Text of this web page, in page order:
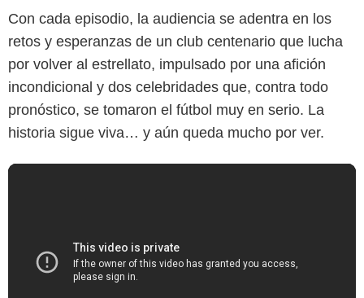
Con cada episodio, la audiencia se adentra en los
retos y esperanzas de un club centenario que lucha
por volver al estrellato, impulsado por una afición
incondicional y dos celebridades que, contra todo
pronóstico, se tomaron el fútbol muy en serio. La
historia sigue viva… y aún queda mucho por ver.